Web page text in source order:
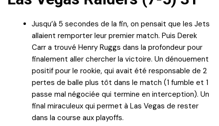
Jusqu’à 5 secondes de la fin, on pensait que les Jets
allaient remporter leur premier match. Puis Derek
Carr a trouvé Henry Ruggs dans la profondeur pour
finalement aller chercher la victoire. Un dénouement
positif pour le rookie, qui avait été responsable de 2
pertes de balle plus tôt dans le match (1 fumble et 1
passe mal négociée qui termine en interception). Un
final miraculeux qui permet à Las Vegas de rester
dans la course aux playoffs.